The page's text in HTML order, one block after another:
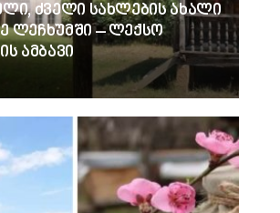
ძველი სახლების ახალი
ლეჩხუმში – ლექსო
ამბავი